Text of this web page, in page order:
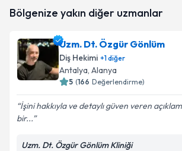
oluşturun. Size bu uzmandan randevu
E-posta Adresiniz
Kişisel verilerimin işlenmesine
Bölgenize yakın diğer uzmanlar
Uzm. Dt. Özgür Gönlüm
Diş Hekimi +1diğer
Antalya, Alanya
5 (166 Değerlendirme)
İşini hakkıyla ve detaylı güven veren
bir...
Uzm. Dt. Özgür Gönlüm Kliniği